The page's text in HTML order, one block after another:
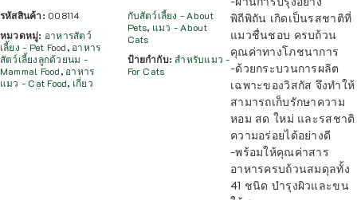
รหัสสินค้า: 008114
หมวดหมู่: อาหารสัตว์
เลี้ยง - Pet Food, อาหาร
สัตว์เลี้ยงลูกด้วยนม -
Mammal Food, อาหาร
แมว - Cat Food, เกี่ยว
กับสัตว์เลี้ยง - About
Pets, แมว - About
Cats
ป้ายกำกับ:สำหรับแมว -
For Cats
พิถีพิถัน เกิดเป็นรสชาติที่
แมวชื่นชอบ ครบถ้วน
คุณค่าทางโภชนาการ
-ด้วยกระบวนการผลิต
เฉพาะของวิสกัส จึงทำให้
สามารถเก็บรักษาความ
หอม สด ใหม่ และรสชาติ
ความอร่อยได้อย่างดี
-พร้อมให้คุณค่าสาร
อาหารครบถ้วนสมดุลทั้ง
41 ชนิด บำรุงผิวและขน